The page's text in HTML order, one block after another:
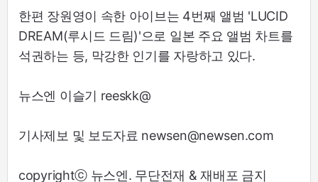
한편 장원영이 속한 아이브는 4번째 앨범 'LUCID
DREAM(루시드 드림)'으로 일본 주요 앨범 차트를
석권하는 등, 막강한 인기를 자랑하고 있다.
뉴스엔 이슬기 reeskk@
기사제보 및 보도자료 newsen@newsen.com
copyrightⓒ 뉴스엔. 무단전재 & 재배포 금지